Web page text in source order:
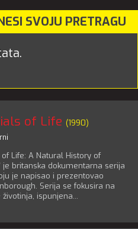
SVOJU PRETRAGU
of Life (1990)
of Life: A Natural History of
je britanska dokumentarna serija
je napisao i prezentovao
Serija se fokusira na
ispunjena...